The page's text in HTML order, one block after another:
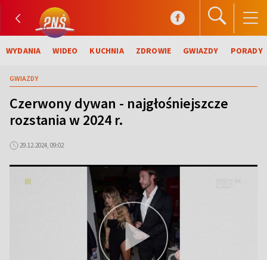
WYDANIA WIDEO KUCHNIA ZDROWIE GWIAZDY PORADY
GWIAZDY
Czerwony dywan - najgłośniejszcze
rozstania w 2024 r.
29.12.2024, 09:02